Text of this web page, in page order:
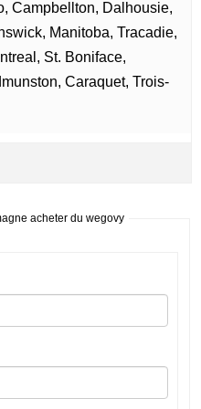
Campbellton, Dalhousie,
Manitoba, Tracadie,
St. Boniface,
Caraquet, Trois-
acheter du wegovy